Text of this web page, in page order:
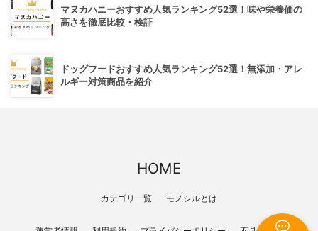
マヌカハニーおすすめ人気ランキング52選！味や栄養価の
高さを徹底比較・検証
ドッグフードおすすめ人気ランキング52選！無添加・アレ
ルギー対策商品を紹介
HOME
カテゴリ一覧 モノシルとは